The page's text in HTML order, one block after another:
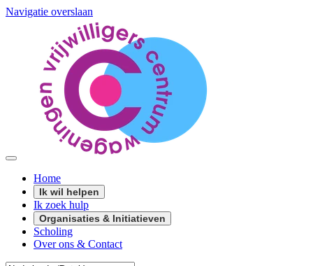
Navigatie overslaan
Home
Ik wil helpen
Ik zoek hulp
Organisaties & Initiatieven
Scholing
Over ons & Contact